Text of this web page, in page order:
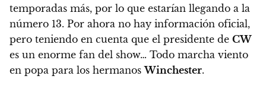
temporadas más, por lo que estarían llegando a la
número 13. Por ahora no hay información oficial,
pero teniendo en cuenta que el presidente de CW
es un enorme fan del show… Todo marcha viento
en popa para los hermanosWinchester.